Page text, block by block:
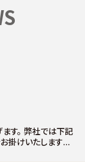
す。 弊社では下記
掛けいたします...